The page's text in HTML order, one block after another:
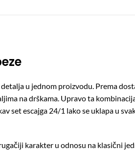
u jednom proizvodu. Prema
na drškama. Upravo ta
set escajga 24/1 lako se uklapa u
karakter u odnosu na klasični